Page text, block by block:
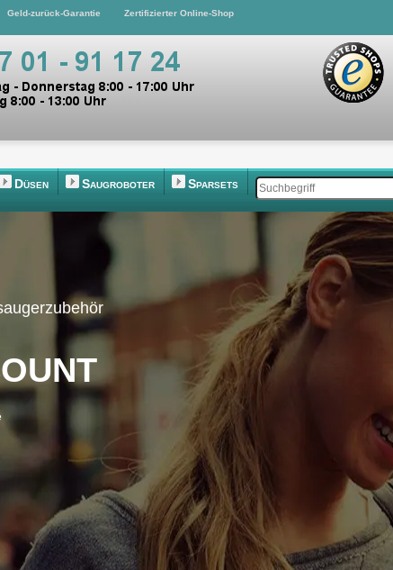
Geld-zurück-Garantie Zertifizierter Online-Shop
Düsen Saugroboter Sparsets